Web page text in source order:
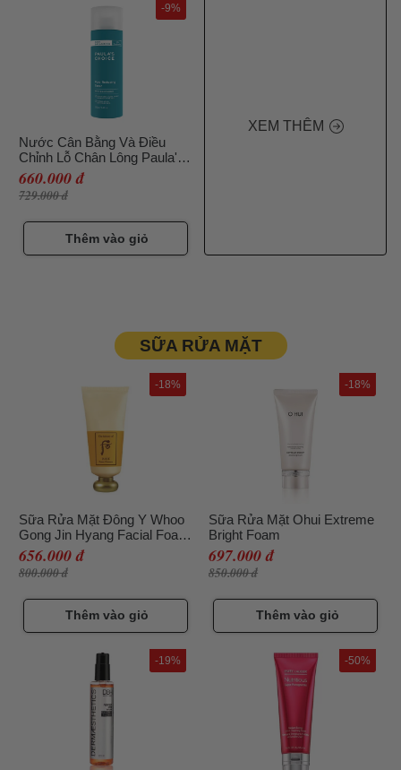
Nước Cân Bằng Và Điều
Chỉnh Lỗ Chân Lông Paula's
Choice Skin Balancing Pore
Reducing Toner 190ml CT
660.000 đ
729.000 đ
-9%
Thêm vào giỏ
XEM THÊM
SỮA RỬA MẶT
Sữa Rửa Mặt Đông Y Whoo
Gong Jin Hyang Facial Foam
Cleanser - Làm Sạch &
Dưỡng Ẩm
656.000 đ
800.000 đ
-18%
Thêm vào giỏ
Sữa Rửa Mặt Ohui Extreme
Bright Foam
697.000 đ
850.000 đ
-18%
Thêm vào giỏ
-19% -50%